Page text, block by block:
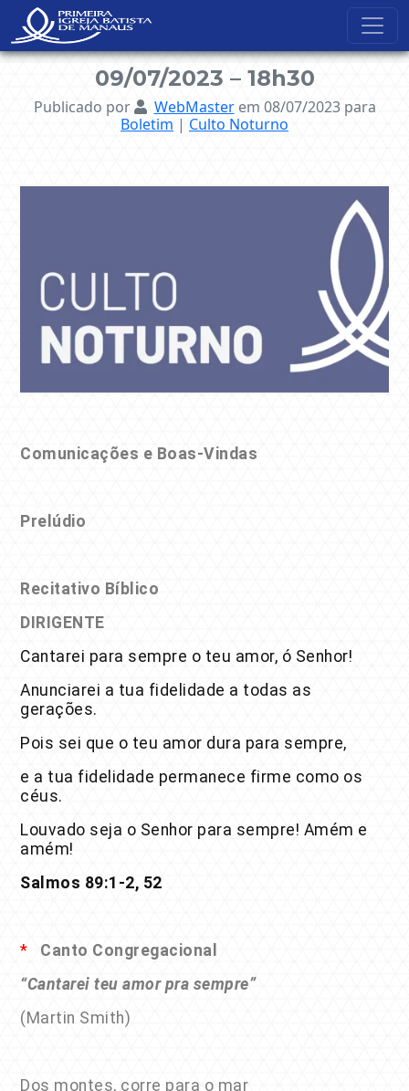
NavBar Oculta
09/07/2023 – 18h30
Publicado por WebMaster em 08/07/2023 para
Boletim | Culto Noturno
Comunicações e Boas-Vindas
Prelúdio
Recitativo Bíblico
DIRIGENTE
Cantarei para sempre o teu amor, ó Senhor!
Anunciarei a tua fidelidade a todas as
gerações.
Pois sei que o teu amor dura para sempre,
e a tua fidelidade permanece firme como os
céus.
Louvado seja o Senhor para sempre! Amém e
amém!
Salmos 89:1-2, 52
* Canto Congregacional
“Cantarei teu amor pra sempre”
(Martin Smith)
Dos montes, corre para o mar